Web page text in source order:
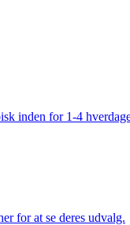
inden for 1-4
for at se deres udvalg.